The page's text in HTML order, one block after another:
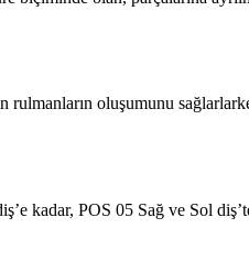
oluşumunu
kadar, POS 05 Sağ ve Sol